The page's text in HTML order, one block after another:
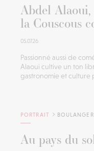
Abdel
la Couscous
05.07.26
Passionné aussi de
Alaoui cultive un ton
gastronomie et culture
PORTRAIT
Au pays du